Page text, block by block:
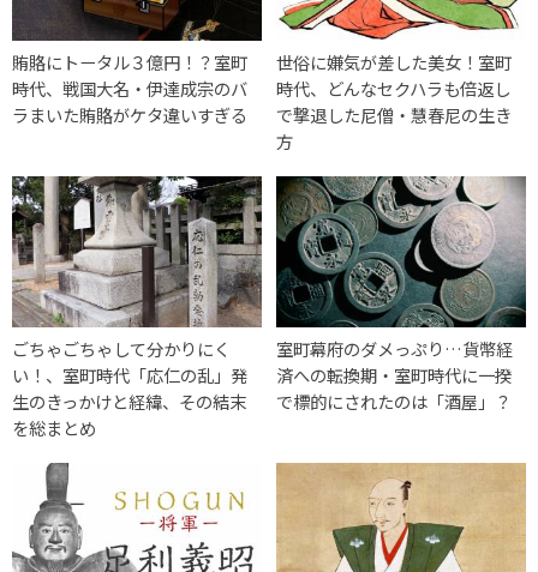
賄賂にトータル３億円！？室町
時代、戦国大名・伊達成宗のバ
ラまいた賄賂がケタ違いすぎる
世俗に嫌気が差した美女！室町
時代、どんなセクハラも倍返し
で撃退した尼僧・慧春尼の生き
方
ごちゃごちゃして分かりにく
い！、室町時代「応仁の乱」発
生のきっかけと経緯、その結末
を総まとめ
室町幕府のダメっぷり…貨幣経
済への転換期・室町時代に一揆
で標的にされたのは「酒屋」？